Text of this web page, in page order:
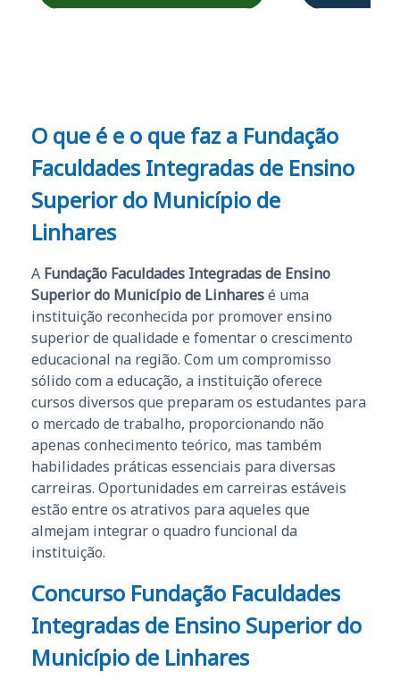
O que é e o que faz a Fundação
Faculdades Integradas de Ensino
Superior do Município de
Linhares
A Fundação Faculdades Integradas de Ensino
Superior do Município de Linharesé uma
instituição reconhecida por promover ensino
superior de qualidade e fomentar o crescimento
educacional na região. Com um compromisso
sólido com a educação, a instituição oferece
cursos diversos que preparam os estudantes para
o mercado de trabalho, proporcionando não
apenas conhecimento teórico, mas também
habilidades práticas essenciais para diversas
carreiras. Oportunidades em carreiras estáveis
estão entre os atrativos para aqueles que
almejam integrar o quadro funcional da
instituição.
Concurso Fundação Faculdades
Integradas de Ensino Superior do
Município de Linhares